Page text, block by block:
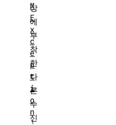
상
에
부
착
한
다
른
수
신
M
E
x
c
e
p
t
i
o
n